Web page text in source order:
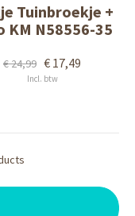
Tuinbroekje +
KM N58556-35
€ 24,99 € 17,49
Incl. btw